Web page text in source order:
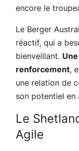
encore le
Le Berger
réactif, qui a
bienveillant.
renforcement,
une relation de
son potentiel en
Le
Agile